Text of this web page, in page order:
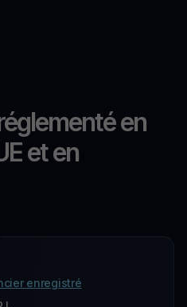
en
et en
enregistré